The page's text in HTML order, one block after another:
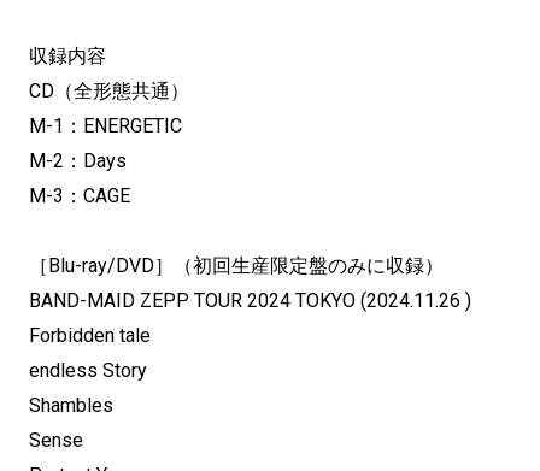
収録内容
CD（全形態共通）
M-1：ENERGETIC
M-2：Days
M-3：CAGE
［Blu-ray/DVD］（初回生産限定盤のみに収録）
BAND-MAID ZEPP TOUR 2024 TOKYO (2024.11.26 )
Forbidden tale
endless Story
Shambles
Sense